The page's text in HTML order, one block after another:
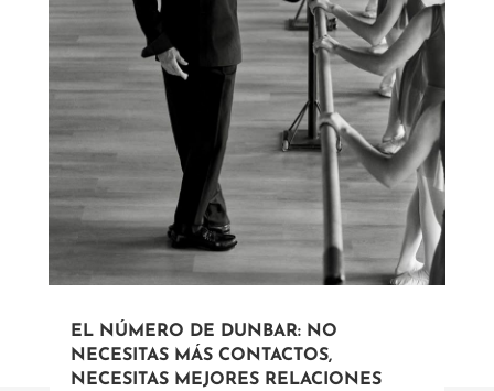
EL NÚMERO DE DUNBAR: NO
NECESITAS MÁS CONTACTOS,
NECESITAS MEJORES RELACIONES